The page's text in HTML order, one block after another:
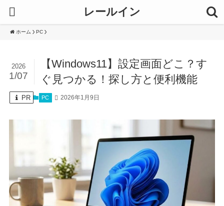
レールイン
ホーム PC
【Windows11】設定画面どこ？す
ぐ見つかる！探し方と便利機能
2026
1/07
PR PC 2026年1月9日